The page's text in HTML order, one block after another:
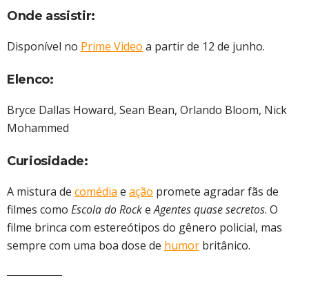
Onde assistir:
Disponível no Prime Video a partir de 12 de junho.
Elenco:
Bryce Dallas Howard, Sean Bean, Orlando Bloom, Nick
Mohammed
Curiosidade:
A mistura de comédia e ação promete agradar fãs de
filmes como Escola do RockeAgentes quase secretos. O
filme brinca com estereótipos do gênero policial, mas
sempre com uma boa dose de humor britânico.